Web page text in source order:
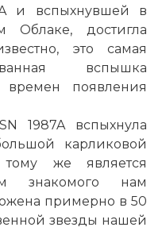
и вспыхнувшей в
Облаке, достигла
это самая
вспышка
появления
1987A вспыхнула
карликовой
тому же является
знакомого нам
примерно в 50
звезды нашей